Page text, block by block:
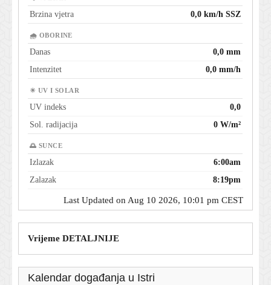
Brzina vjetra 0,0 km/h SSZ
🌧 OBORINE
Danas
0,0 mm
Intenzitet
0,0 mm/h
☀ UV I SOLAR
UV indeks
0,0
Sol. radijacija
0 W/m²
🌅 SUNCE
Izlazak
6:00am
Zalazak
8:19pm
Last Updated on Aug 10 2026, 10:01 pm CEST
Vrijeme DETALJNIJE
Kalendar događanja u Istri